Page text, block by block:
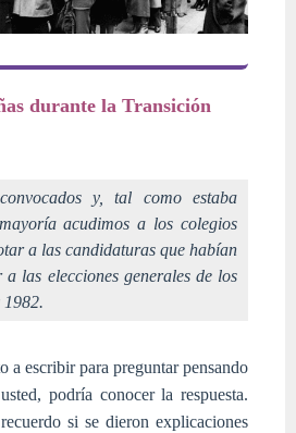
durante la Transición
y, tal como estaba
acudimos a los colegios
a las candidaturas que habían
las elecciones generales de los
1982.
a escribir para preguntar pensando
podría conocer la respuesta.
si se dieron explicaciones